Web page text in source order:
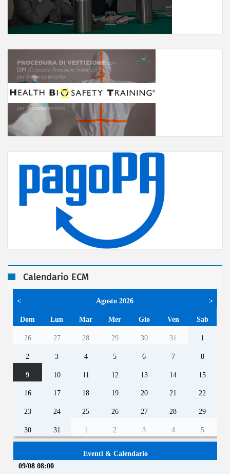
Calendario ECM
< Agosto 2026 >
Dom Lun Mar Mer Gio Ven Sab
26 27 28 29 30 31 1
2 3 4 5 6 7 8
9 10 11 12 13 14 15
16 17 18 19 20 21 22
23 24 25 26 27 28 29
30 31 1 2 3 4 5
Eventi & Calendario
09/08 08:00